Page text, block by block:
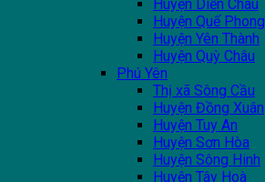
Huyện Diễn Châu
Huyện Quế Phong
Huyện Yên Thành
Huyện Quỳ Châu
Phú Yên
Thị xã Sông Cầu
Huyện Đồng Xuân
Huyện Tuy An
Huyện Sơn Hòa
Huyện Sông Hinh
Huyện Tây Hoà